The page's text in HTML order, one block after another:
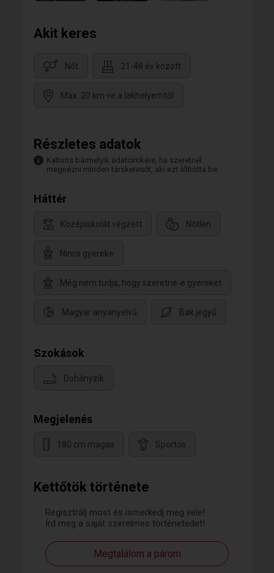
Kettőtök története
Regisztrálj most és ismerkedj meg vele!
Írd meg a saját szerelmes történetedet!
Megtalálom a párom
Akit keres
Nőt 21-48 év között
Max. 20 km-re a lakhelyemtől
Részletes adatok
Kattints bármelyik adatcímkére, ha szeretnél
megnézni minden társkeresőt, aki ezt állította be.
Háttér
Középiskolát végzett Nőtlen
Nincs gyereke
Még nem tudja, hogy szeretne-e gyereket
Magyar anyanyelvű Bak jegyű
Szokások
Dohányzik
Megjelenés
180 cm magas Sportos